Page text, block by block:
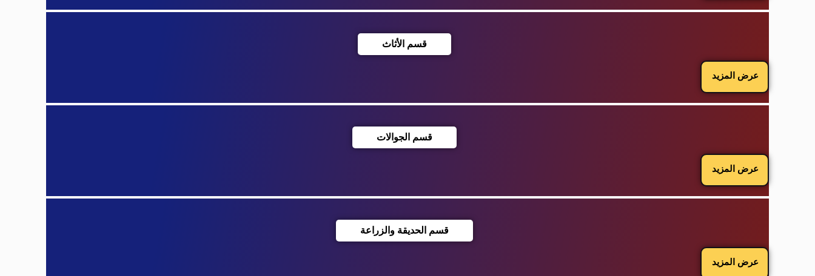
قسم الأثاث
عرض المزيد
قسم الجوالات
عرض المزيد
قسم الحديقة والزراعة
عرض المزيد